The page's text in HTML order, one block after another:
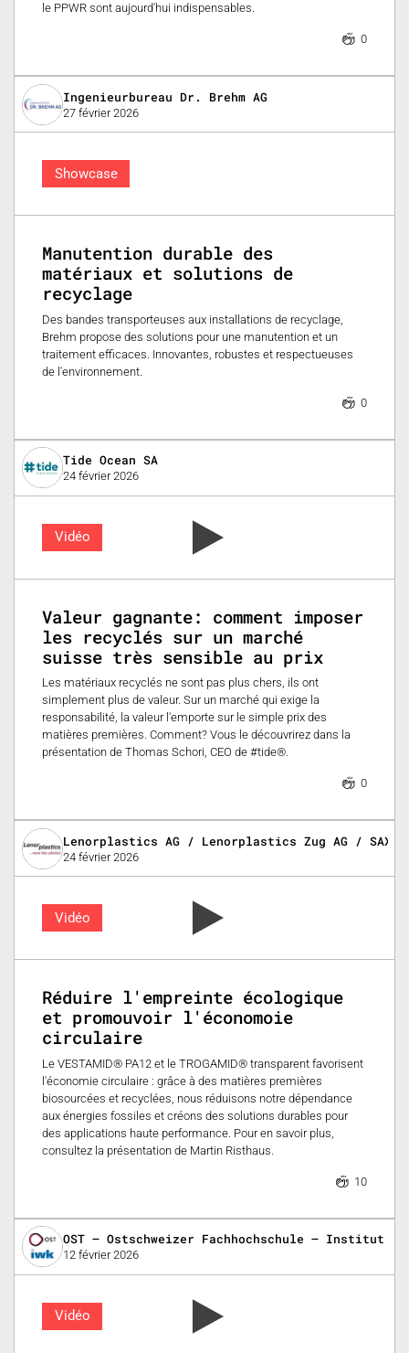
le PPWR sont aujourd'hui indispensables.
0
Ingenieurbureau Dr. Brehm AG
27 février 2026
Showcase
Manutention durable des
matériaux et solutions de
recyclage
Des bandes transporteuses aux installations de recyclage,
Brehm propose des solutions pour une manutention et un
traitement efficaces. Innovantes, robustes et respectueuses
de l'environnement.
0
Tide Ocean SA
24 février 2026
Vidéo
Valeur gagnante: comment imposer
les recyclés sur un marché
suisse très sensible au prix
Les matériaux recyclés ne sont pas plus chers, ils ont
simplement plus de valeur. Sur un marché qui exige la
responsabilité, la valeur l'emporte sur le simple prix des
matières premières. Comment? Vous le découvrirez dans la
présentation de Thomas Schori, CEO de #tide®.
0
Lenorplastics AG / Lenorplastics Zug AG / SAX
24 février 2026
Vidéo
Réduire l'empreinte écologique
et promouvoir l'économoie
circulaire
Le VESTAMID® PA12 et le TROGAMID® transparent favorisent
l'économie circulaire : grâce à des matières premières
biosourcées et recyclées, nous réduisons notre dépendance
aux énergies fossiles et créons des solutions durables pour
des applications haute performance. Pour en savoir plus,
consultez la présentation de Martin Risthaus.
10
OST – Ostschweizer Fachhochschule – Institut
12 février 2026
Vidéo